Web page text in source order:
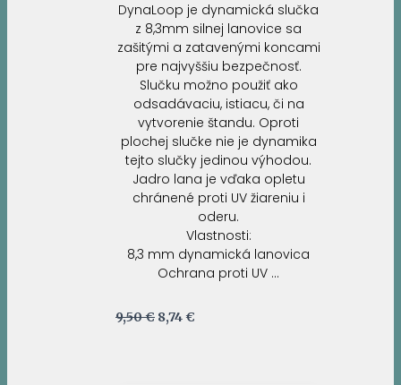
DynaLoop je dynamická slučka
z 8,3mm silnej lanovice sa
zašitými a zatavenými koncami
pre najvyššiu bezpečnosť.
Slučku možno použiť ako
odsadávaciu, istiacu, či na
vytvorenie štandu. Oproti
plochej slučke nie je dynamika
tejto slučky jedinou výhodou.
Jadro lana je vďaka opletu
chránené proti UV žiareniu i
oderu.
Vlastnosti:
8,3 mm dynamická lanovica
Ochrana proti UV …
9,50€ Pôvodná
8,74 €